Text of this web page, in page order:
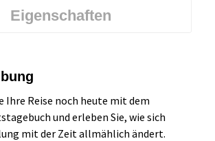
Eigenschaften
Ihre Reise noch heute mit dem
und erleben Sie, wie sich
mit der Zeit allmählich ändert.